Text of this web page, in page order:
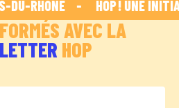
DU-RHÔNE    - HOP ! UNE
AVEC LA
HOP